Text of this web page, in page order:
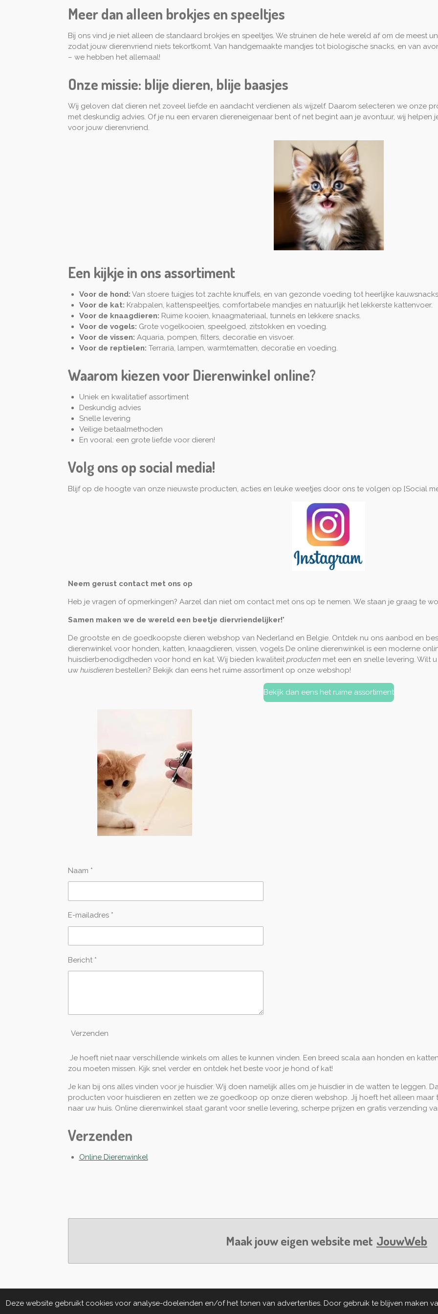
Deze website gebruikt cookies voor analyse-doeleinden en/of het tonen van advertenties. Door gebruik te blijven maken
Meer dan alleen brokjes en speeltjes
Bij ons vind je niet alleen de standaard brokjes en speeltjes. We struinen de hele wereld af om de meest
zodat jouw dierenvriend niets tekortkomt. Van handgemaakte mandjes tot biologische snacks, en van
– we hebben het allemaal!
Onze missie: blije dieren, blije baasjes
Wij geloven dat dieren net zoveel liefde en aandacht verdienen als wijzelf. Daarom selecteren we onze
met deskundig advies. Of je nu een ervaren diereneigenaar bent of net begint aan je avontuur, wij helpen
voor jouw dierenvriend.
Een kijkje in ons assortiment
Voor de hond: Van stoere tuigjes tot zachte knuffels, en van gezonde voeding tot heerlijke
Voor de kat: Krabpalen, kattenspeeltjes, comfortabele mandjes en natuurlijk het lekkerste kattenvoer.
Voor de knaagdieren: Ruime kooien, knaagmateriaal, tunnels en lekkere snacks.
Voor de vogels: Grote vogelkooien, speelgoed, zitstokken en voeding.
Voor de vissen: Aquaria, pompen, filters, decoratie en visvoer.
Voor de reptielen: Terraria, lampen, warmtematten, decoratie en voeding.
Waarom kiezen voor Dierenwinkel online?
Uniek en kwalitatief assortiment
Deskundig advies
Snelle levering
Veilige betaalmethoden
En vooral: een grote liefde voor dieren!
Volg ons op social media!
Blijf op de hoogte van onze nieuwste producten, acties en leuke weetjes door ons te volgen op [Social
Neem gerust contact met ons op
Heb je vragen of opmerkingen? Aarzel dan niet om contact met ons op te nemen. We staan je graag te
Samen maken we de wereld een beetje diervriendelijker!"
De grootste en de goedkoopste dieren webshop van Nederland en Belgie. Ontdek nu ons aanbod en
dierenwinkel voor honden, katten, knaagdieren, vissen, vogels De online dierenwinkel is een moderne
huisdierbenodigdheden voor hond en kat. Wij bieden kwaliteit producten met een en snelle levering. Wilt
uw huisdieren bestellen? Bekijk dan eens het ruime assortiment op onze webshop!
Bekijk dan eens het ruime assortiment
Naam *
E-mailadres *
Bericht *
Verzenden
Je hoeft niet naar verschillende winkels om alles te kunnen vinden. Een breed scala aan honden en
zou moeten missen. Kijk snel verder en ontdek het beste voor je hond of kat!
Je kan bij ons alles vinden voor je huisdier. Wij doen namelijk alles om je huisdier in de watten te leggen.
producten voor huisdieren en zetten we ze goedkoop op onze dieren webshop. Jij hoeft het alleen maar
naar uw huis. Online dierenwinkel staat garant voor snelle levering, scherpe prijzen en gratis verzending
Verzenden
Online Dierenwinkel
Maak jouw eigen website met JouwWeb